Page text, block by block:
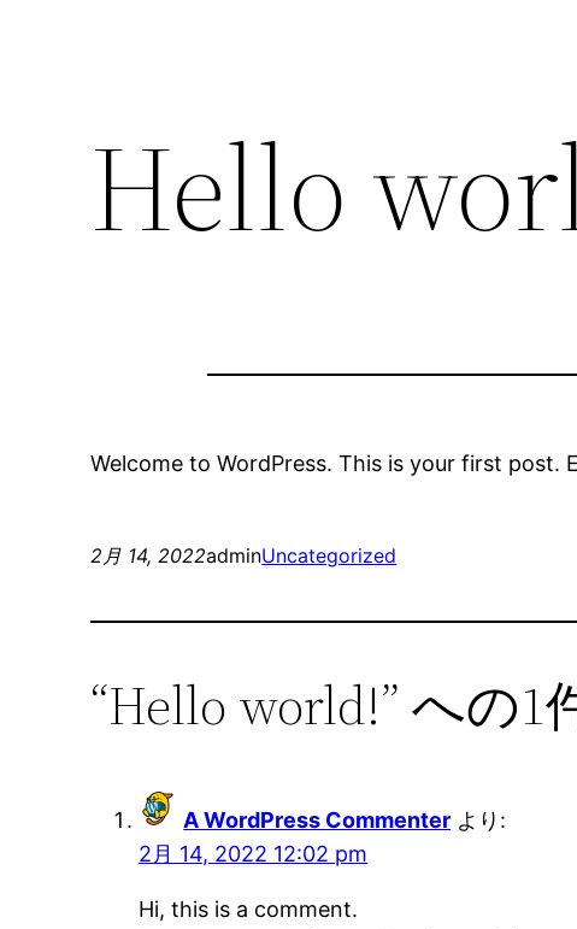
Hello
Welcome to WordPress. This is your first
2月 14, 2022adminUncategorized
“Hello world!” への
A WordPress Commenter より:
2月 14, 2022 12:02 pm
Hi, this is a comment.